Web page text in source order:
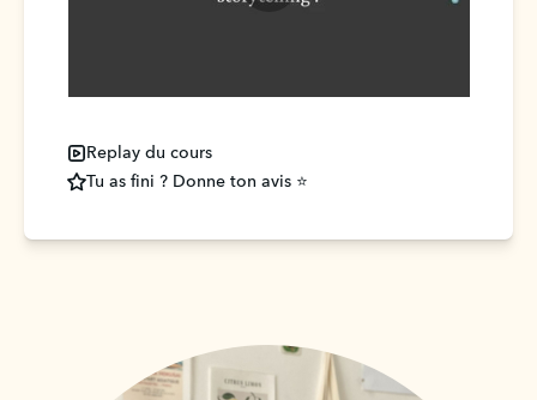
Replay du cours
Tu as fini ? Donne ton avis ⭐️